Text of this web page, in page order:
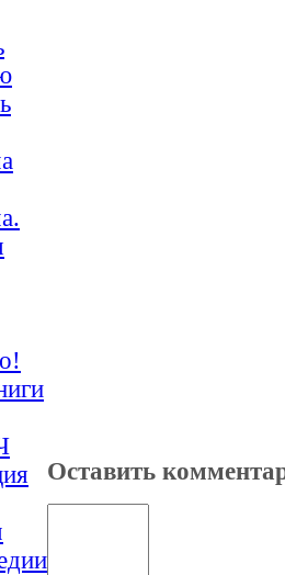
Оставить